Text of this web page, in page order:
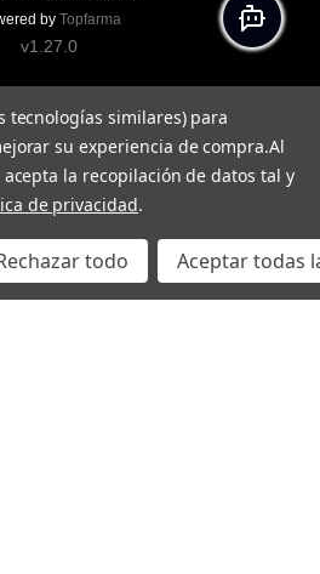
by Topfarma
v1.27.0
tecnologías similares) para
su experiencia de compra.Al
la recopilación de datos tal y
de privacidad.
todo Aceptar todas